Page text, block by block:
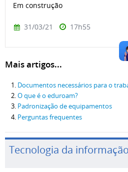
Em construção
31/03/21 17h55
Mais artigos...
Documentos necessários para o
O que é o eduroam?
Padronização de equipamentos
Perguntas frequentes
Tecnologia da informação